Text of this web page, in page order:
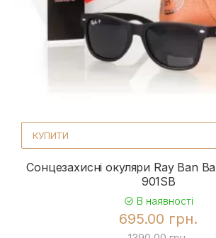
КУПИТИ
Сонцезахисні окуляри Ray Ban
901SB
В наявності
695.00 грн.